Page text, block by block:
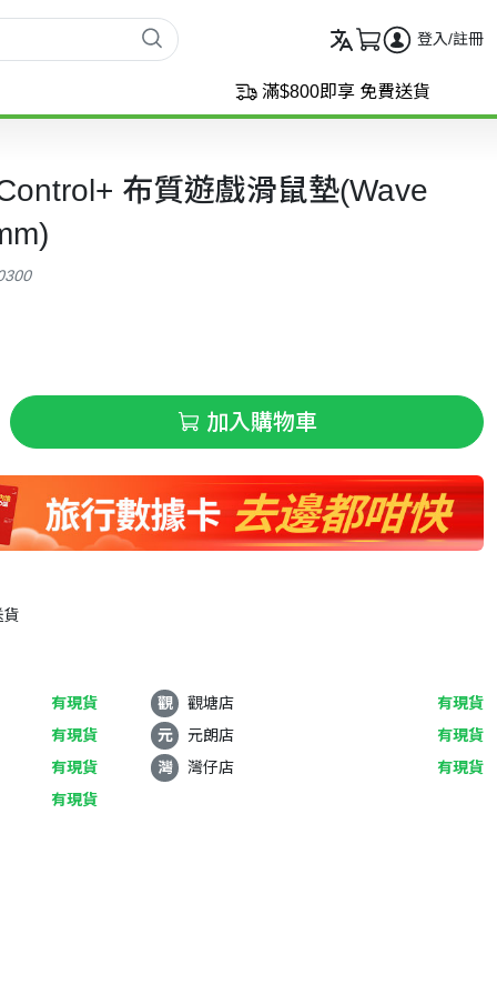
登入/註冊
滿$800即享 免費送貨
布質遊戲滑鼠墊(Wave
加入購物車
貨
有現貨 觀 觀塘店
有現貨
有現貨
元 元朗店
有現貨
有現貨
灣 灣仔店
有現貨
有現貨